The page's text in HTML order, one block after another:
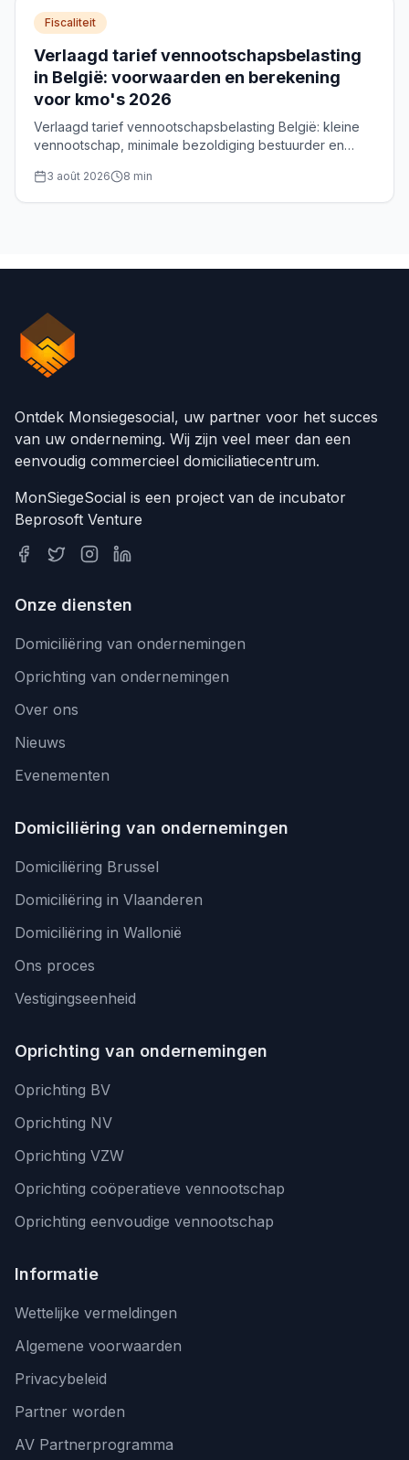
Fiscaliteit
Verlaagd tarief vennootschapsbelasting
in België: voorwaarden en berekening
voor kmo's 2026
Verlaagd tarief vennootschapsbelasting België: kleine
vennootschap, minimale bezoldiging bestuurder en
3 août 2026 8 min
Ontdek Monsiegesocial, uw partner voor het succes
van uw onderneming. Wij zijn veel meer dan een
eenvoudig commercieel domiciliatiecentrum.
MonSiegeSocial is een project van de incubator
Beprosoft Venture
Onze diensten
Domiciliëring van ondernemingen
Oprichting van ondernemingen
Over ons
Nieuws
Evenementen
Domiciliëring van ondernemingen
Domiciliëring Brussel
Domiciliëring in Vlaanderen
Domiciliëring in Wallonië
Ons proces
Vestigingseenheid
Oprichting van ondernemingen
Oprichting BV
Oprichting NV
Oprichting VZW
Oprichting coöperatieve vennootschap
Oprichting eenvoudige vennootschap
Informatie
Wettelijke vermeldingen
Algemene voorwaarden
Privacybeleid
Partner worden
AV Partnerprogramma